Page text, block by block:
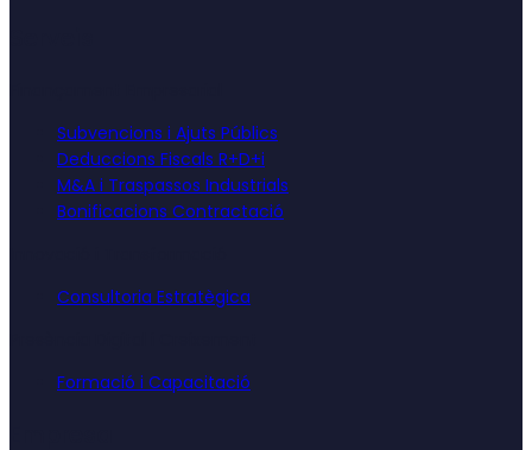
Subvencions i Ajuts Públics
Deduccions Fiscals R+D+i
M&A i Traspassos Industrials
Bonificacions Contractació
Consultoria Estratègica
Formació i Capacitació